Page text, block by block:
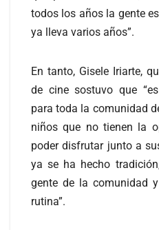
todos los años la gente
ya lleva varios años”.
En tanto, Gisele Iriarte,
de cine sostuvo que
para toda la comunidad
niños que no tienen la
poder disfrutar junto a
ya se ha hecho
gente de la comunidad
rutina”.